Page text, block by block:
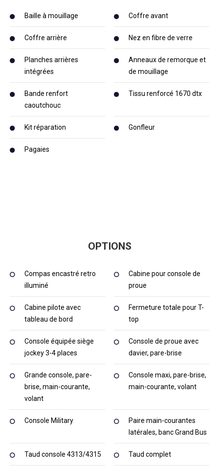
Baille à mouillage Coffre avant
Coffre arrière Nez en fibre de verre
Planches arrières
intégrées
Anneaux de remorque et
de mouillage
Bande renfort
caoutchouc
Tissu renforcé 1670 dtx
Kit réparation Gonfleur
Pagaies
OPTIONS
Compas encastré retro
illuminé
Cabine pour console de
proue
Cabine pilote avec
tableau de bord
Fermeture totale pour T-
top
Console équipée siège
jockey 3-4 places
Console de proue avec
davier, pare-brise
Grande console, pare-
brise, main-courante,
volant
Console maxi, pare-brise,
main-courante, volant
Console Military
Paire main-courantes
latérales, banc Grand Bus
Taud console 4313/4315 Taud complet